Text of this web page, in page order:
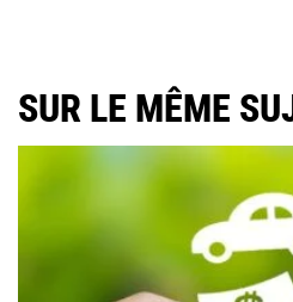
SUR LE MÊME